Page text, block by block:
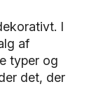
I
af
typer og
det, der